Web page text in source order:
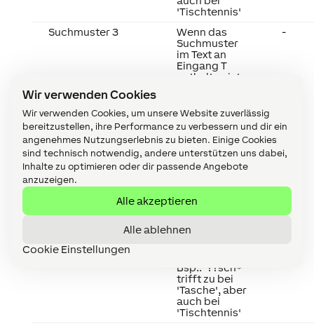
Wir verwenden Cookies
Wir verwenden Cookies, um unsere Website zuverlässig
bereitzustellen, ihre Performance zu verbessern und dir ein
angenehmes Nutzungserlebnis zu bieten. Einige Cookies
sind technisch notwendig, andere unterstützen uns dabei,
Inhalte zu optimieren oder dir passende Angebote
anzuzeigen.
Alle akzeptieren
Alle ablehnen
Cookie Einstellungen
'Tischtennis'
Suchmuster 3
Wenn das
Suchmuster
im Text an
Eingang T
enthalten ist,
Ausgang P
ausgegeben.
Die beiden
Wildcards '*'
und '?'
können
werden ('*' =
beliebig
Zeichen, '?' =
Bsp.: '??sch*'
trifft zu bei
'Tasche', aber
auch bei
'Tischtennis'
-